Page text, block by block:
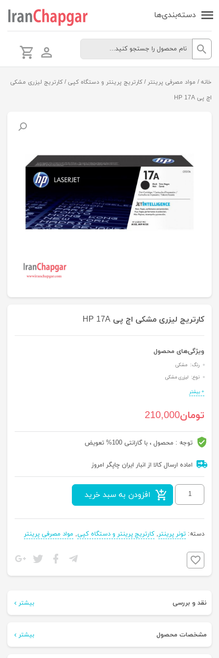
دسته‌بندی‌ها
خانه/ مواد مصرفی پرینتر / کارتریج پرینتر و دستگاه کپی/ کارتریج لیزری مشکی
اچ پی HP 17A
کارتریج لیزری مشکی اچ پی HP 17A
ویژگی‌های محصول
رنگ: مشکی
نوع: لیزری مشکی
+ بیشتر
تومان210,000
توجه : محصول ، با گارانتی 100% تعویض
اماده ارسال کالا از انبار ایران چاپگر امروز
کارتریج
لیزری
اچ
پی
HP
عدد
افزودن به سبد خرید
دسته: تونر پرینتر, کارتریج پرینتر و دستگاه کپی, مواد مصرفی پرینتر
نقد و بررسی بیشتر
توان چاپ 1600 برگ کاغذ را دارد.کارتریج یکی از اجزای مصرفی پرینتر
مشخصات محصول بیشتر